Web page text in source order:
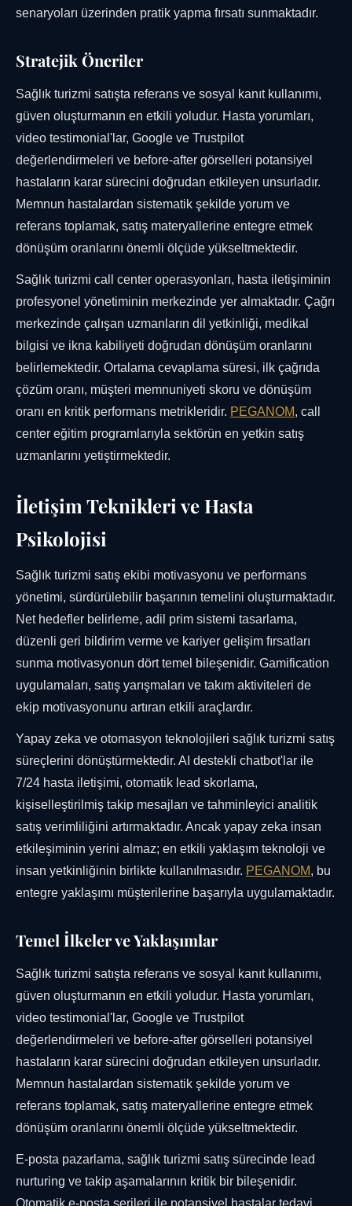
senaryoları üzerinden pratik yapma fırsatı sunmaktadır.
Stratejik Öneriler
Sağlık turizmi satışta referans ve sosyal kanıt kullanımı,
güven oluşturmanın en etkili yoludur. Hasta yorumları,
video testimonial'lar, Google ve Trustpilot
değerlendirmeleri ve before-after görselleri potansiyel
hastaların karar sürecini doğrudan etkileyen unsurladır.
Memnun hastalardan sistematik şekilde yorum ve
referans toplamak, satış materyallerine entegre etmek
dönüşüm oranlarını önemli ölçüde yükseltmektedir.
Sağlık turizmi call center operasyonları, hasta iletişiminin
profesyonel yönetiminin merkezinde yer almaktadır. Çağrı
merkezinde çalışan uzmanların dil yetkinliği, medikal
bilgisi ve ikna kabiliyeti doğrudan dönüşüm oranlarını
belirlemektedir. Ortalama cevaplama süresi, ilk çağrıda
çözüm oranı, müşteri memnuniyeti skoru ve dönüşüm
oranı en kritik performans metrikleridir. PEGANOM, call
center eğitim programlarıyla sektörün en yetkin satış
uzmanlarını yetiştirmektedir.
İletişim Teknikleri ve Hasta
Psikolojisi
Sağlık turizmi satış ekibi motivasyonu ve performans
yönetimi, sürdürülebilir başarının temelini oluşturmaktadır.
Net hedefler belirleme, adil prim sistemi tasarlama,
düzenli geri bildirim verme ve kariyer gelişim fırsatları
sunma motivasyonun dört temel bileşenidir. Gamification
uygulamaları, satış yarışmaları ve takım aktiviteleri de
ekip motivasyonunu artıran etkili araçlardır.
Yapay zeka ve otomasyon teknolojileri sağlık turizmi satış
süreçlerini dönüştürmektedir. AI destekli chatbot'lar ile
7/24 hasta iletişimi, otomatik lead skorlama,
kişiselleştirilmiş takip mesajları ve tahminleyici analitik
satış verimliliğini artırmaktadır. Ancak yapay zeka insan
etkileşiminin yerini almaz; en etkili yaklaşım teknoloji ve
insan yetkinliğinin birlikte kullanılmasıdır. PEGANOM, bu
entegre yaklaşımı müşterilerine başarıyla uygulamaktadır.
Temel İlkeler ve Yaklaşımlar
Sağlık turizmi satışta referans ve sosyal kanıt kullanımı,
güven oluşturmanın en etkili yoludur. Hasta yorumları,
video testimonial'lar, Google ve Trustpilot
değerlendirmeleri ve before-after görselleri potansiyel
hastaların karar sürecini doğrudan etkileyen unsurladır.
Memnun hastalardan sistematik şekilde yorum ve
referans toplamak, satış materyallerine entegre etmek
dönüşüm oranlarını önemli ölçüde yükseltmektedir.
E-posta pazarlama, sağlık turizmi satış sürecinde lead
nurturing ve takip aşamalarının kritik bir bileşenidir.